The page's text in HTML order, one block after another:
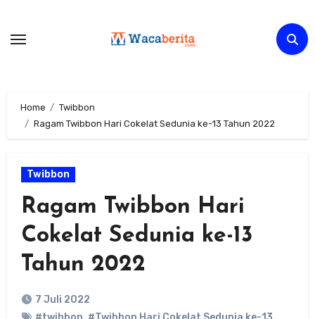
content
Home
Twibbon
Ragam Twibbon Hari Cokelat Sedunia ke-13 Tahun 2022
Twibbon
Ragam Twibbon Hari
Cokelat Sedunia ke-13
Tahun 2022
7 Juli 2022